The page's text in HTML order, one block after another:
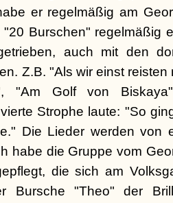
er regelmäßig am
Burschen" regelmäßig
auch mit den
Z.B. "Als wir einst
"Am Golf von
Strophe laute: "So
Die Lieder werden von
habe die Gruppe vom
die sich am
Bursche "Theo" der